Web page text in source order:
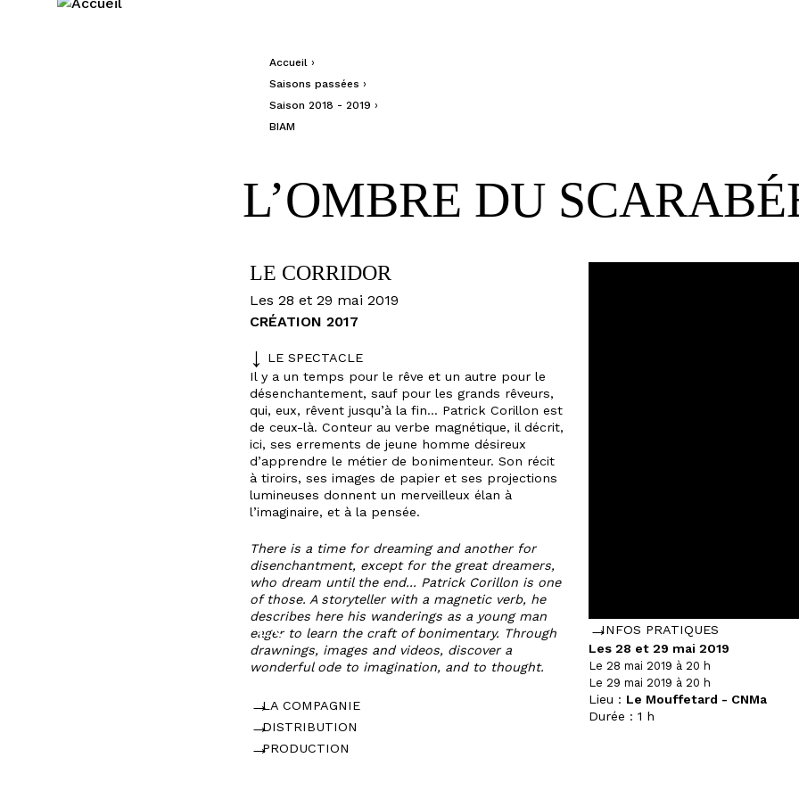
OMNIPRÉSENCES
Vous êtes ici
Accueil ›
Saisons passées ›
Saison 2018 - 2019 ›
BIAM
L’OMBRE DU
INFOS PRATIQUES
Les 28 et 29 mai 2019
Le 28 mai 2019 à 20 h
Le 29 mai 2019 à 20 h
Lieu : Le Mouffetard - CNMa
Durée : 1 h
LE CORRIDOR
Les 28 et 29 mai 2019
CRÉATION 2017
LE SPECTACLE
Il y a un temps pour le rêve et un autre pour le
désenchantement, sauf pour les grands rêveurs,
qui, eux, rêvent jusqu’à la fin... Patrick Corillon est
de ceux-là. Conteur au verbe magnétique, il décrit,
ici, ses errements de jeune homme désireux
d’apprendre le métier de bonimenteur. Son récit
à tiroirs, ses images de papier et ses projections
lumineuses donnent un merveilleux élan à
l’imaginaire, et à la pensée.
There is a time for dreaming and another for
disenchantment, except for the great dreamers,
who dream until the end... Patrick Corillon is one
of those. A storyteller with a magnetic verb, he
describes here his wanderings as a young man
eager to learn the craft of bonimentary. Through
drawnings, images and videos, discover a
wonderful ode to imagination, and to thought.
LA COMPAGNIE
DISTRIBUTION
PRODUCTION